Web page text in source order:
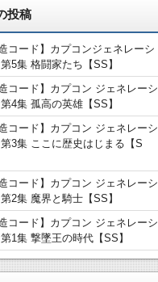
投稿
造コード】カプコンジェネレーシ
5集 格闘家たち【SS】
造コード】カプコン ジェネレーシ
4集 孤高の英雄【SS】
造コード】カプコン ジェネレーシ
第3集 ここに歴史はじまる【S
造コード】カプコン ジェネレーシ
2集 魔界と騎士【SS】
造コード】カプコン ジェネレーシ
1集 撃墜王の時代【SS】